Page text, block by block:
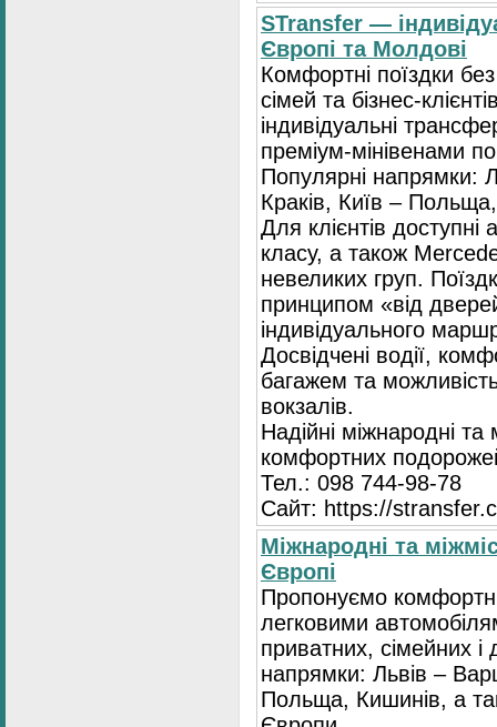
STransfer —
Європі та Молдові
Комфортні поїздки
сімей та бізнес-
індивідуальні
преміум-мінівенами
Популярні напрямки:
Краків, Київ –
Для клієнтів
класу, а також
невеликих груп.
принципом «від
індивідуального
Досвідчені водії,
багажем та
вокзалів.
Надійні міжнародні
комфортних
Тел.: 098 744-98-78
Сайт: https://
Міжнародні та
Європі
Пропонуємо
легковими
приватних, сімейних і
напрямки: Львів –
Польща, Кишинів, а